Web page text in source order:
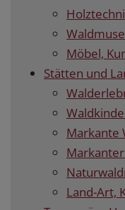
Möbel,
Stätten und
Markante
Land-Art,